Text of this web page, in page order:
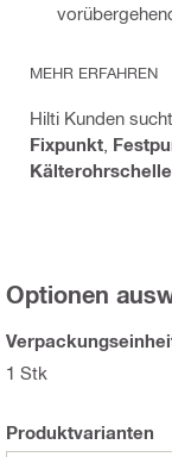
MEHR ERFAHREN
Hilti Kunden
Fixpunkt
Kälterohrschelle
Optionen
1 Stk
Produktvarianten